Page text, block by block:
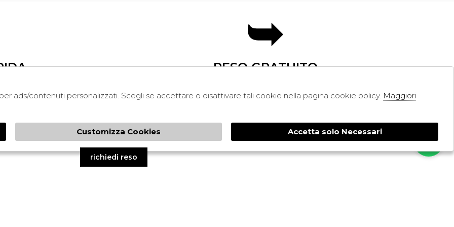
RESO GRATUITO
LEGAL
PRIVACY
TERMINI E CONDIZIONI
CONDIZIONI DI VENDITA
SHOPPING
PAGAMENTI
CONTATTI
richiedi reso
ads/contenuti personalizzati. Scegli se accettare o disattivare tali cookie nella pagina cookie policy. Maggiori
Customizza Cookies Accetta solo Necessari